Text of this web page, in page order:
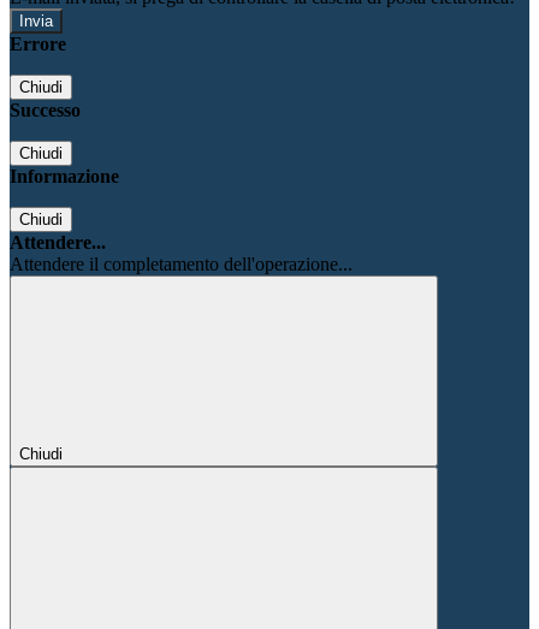
Errore
Chiudi
Successo
Chiudi
Informazione
Chiudi
Attendere...
Attendere il completamento dell'operazione...
Chiudi